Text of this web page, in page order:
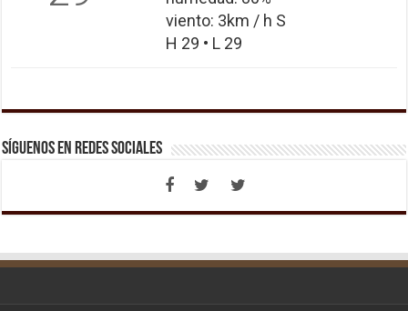
viento: 3km / h S
H 29 • L 29
Síguenos en Redes Sociales